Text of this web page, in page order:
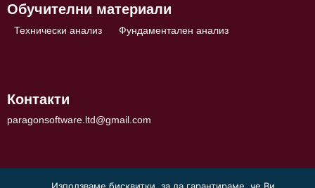
Обучителни материали
Технически анализ Фундаментален анализ
Контакти
paragonsoftware.ltd@gmail.com